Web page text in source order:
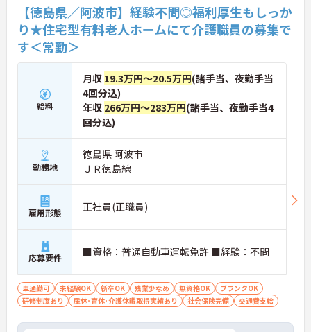
【徳島県／阿波市】経験不問◎福利厚生もしっか
り★住宅型有料老人ホームにて介護職員の募集で
す＜常勤＞
給料
月収 19.3万円～20.5万円(諸手当、夜勤手当
4回分込)
年収 266万円～283万円(諸手当、夜勤手当4
回分込)
勤務地
徳島県 阿波市
ＪＲ徳島線
雇用形態 正社員(正職員)
応募要件 ■資格：普通自動車運転免許 ■経験：不問
車通勤可 未経験OK 新卒OK 残業少なめ 無資格OK
ブランクOK
研修制度あり
産休･育休･介護休暇取得実績あり 社会保険完備 交通費支給